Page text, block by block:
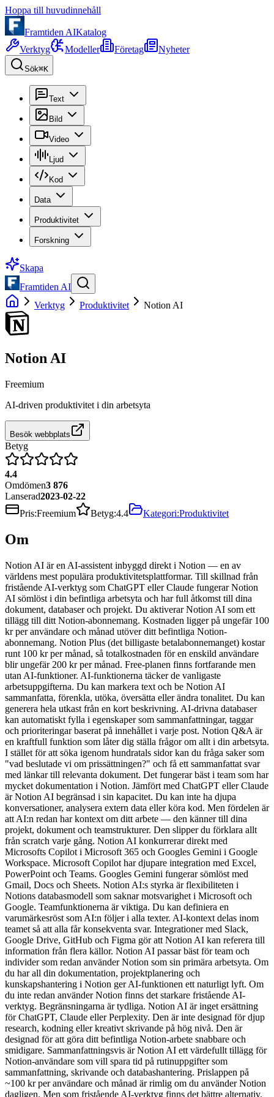
Hoppa till huvudinnehåll
Framtiden AIKatalog
Verktyg
Modeller Företag Nyheter
Sök⌘K
Text
Bild
Video
Ljud
Kod
Data
Produktivitet
Forskning
Skapa
Framtiden AI
Verktyg
Produktivitet Notion AI
Notion AI
Freemium
AI-driven produktivitet i din arbetsyta
Besök webbplats
Betyg
4.4
Omdömen3 876
Lanserad2023-02-22
Pris:Freemium Betyg:4.4 Kategori:Produktivitet
Om
Notion AI är en AI-assistent inbyggd direkt i Notion — en av
världens mest populära produktivitetsplattformar. Till skillnad från
fristående AI-verktyg som ChatGPT eller Claude fungerar Notion
AI sömlöst i din befintliga arbetsyta och har full åtkomst till dina
dokument, databaser och projekt. Du aktiverar Notion AI som ett
tillägg till ditt Notion-abonnemang. Kostnaden ligger på ungefär 100
kr per användare och månad utöver ditt befintliga Notion-
abonnemang. Notion Plus (det billigaste betalabonnemanget) kostar
runt 100 kr per månad, så totalkostnaden för en enskild användare
blir ungefär 200 kr per månad. Free-planen finns fortfarande men
utan AI-funktioner. AI-funktionerna täcker de vanligaste
arbetsuppgifterna. Du kan markera text och be Notion AI
sammanfatta, förenkla, utöka, översätta eller ändra tonalitet. Du kan
generera hela utkast från en kort beskrivning. AI-drivna databaser
kan automatiskt fylla i egenskaper som sammanfattningar, taggar
och prioriteringar baserat på innehållet i varje post. Notion Q&A är
en kraftfull funktion som låter dig ställa frågor om allt i din arbetsyta.
I stället för att söka igenom hundratals sidor kan du fråga saker som
"vad beslutade vi om prissättningen?" och få ett sammanfattat svar
med länkar till relevanta dokument. Det fungerar bäst i team som har
mycket dokumentation i Notion. Jämfört med ChatGPT eller Claude
är Notion AI begränsad i sin kapacitet. Du kan inte ha djupa
konversationer, analysera extern data eller köra kod. Men fördelen är
att AI:n redan har kontext om ditt arbete — den känner till dina
projekt, dokument och teamstrukturer. Den slipper du förklara allt
från scratch varje gång. Notion AI konkurrerar direkt med
Microsofts Copilot i Microsoft 365 och Googles Gemini i Google
Workspace. Microsoft Copilot har djupare integration med Excel,
PowerPoint och Teams. Googles Gemini fungerar sömlöst med
Gmail, Docs och Sheets. Notion AI:s styrka är flexibiliteten i
Notions databasmodell som saknar motsvarighet i Microsoft och
Google. Teamfunktionerna är viktiga. Du kan definiera en
varumärkesröst som AI:n följer i alla texter. AI-kontext delas inom
teamet så att alla får konsekventa svar. Integrationer med Slack,
Google Drive, GitHub och Figma gör att Notion AI kan referera till
information från flera källor. Notion AI passar bäst för team och
individer som redan använder Notion som sin primära arbetsyta. Om
du har all din dokumentation, projektplanering och
kunskapshantering i Notion ger AI-funktionen ett naturligt lyft. Om
du inte redan använder Notion finns det starkare fristående AI-
verktyg. Begränsningarna är tydliga. Notion AI är inget ersättning
för ChatGPT, Claude eller Perplexity. Den är inte designad för djup
research, kodning eller kreativt skrivande på hög nivå. Den är
designad för att göra ditt befintliga Notion-arbete snabbare och
smidigare. Sammanfattningsvis är Notion AI ett värdefullt tillägg för
Notion-användare som vill spara tid på rutinuppgifter som
sammanfattning, skrivande och databashantering. Prislappen på
~100 kr per användare och månad är rimlig om du använder Notion
dagligen. Men som fristående AI-verktyg finns det bättre alternativ.